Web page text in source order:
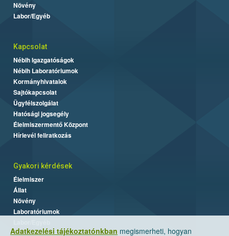
Adatkezelési tájékoztatónkban megismerheti, hogyan
Növény
Labor/Egyéb
Kapcsolat
Nébih Igazgatóságok
Nébih Laboratóriumok
Kormányhivatalok
Sajtókapcsolat
Ügyfélszolgálat
Hatósági jogsegély
Élelmiszermentő Központ
Hírlevél feliratkozás
Gyakori kérdések
Élelmiszer
Állat
Növény
Laboratóriumok